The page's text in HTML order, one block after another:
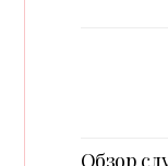
Обзор